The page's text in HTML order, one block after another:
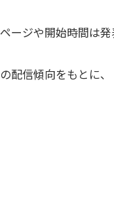
ジや開始時間は発
配信傾向をもとに、